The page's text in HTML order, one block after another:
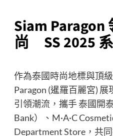
Siam Paragon
尚 SS 2025
作為泰國時尚地標與頂
Paragon (暹羅百麗宮)
引領潮流，攜手 泰國開
Bank）、M·A·C
Department Store，共